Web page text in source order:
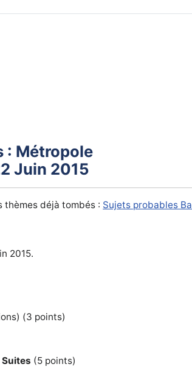
: Métropole
Juin 2015
thèmes déjà tombés : Sujets probables
2015.
(3 points)
(5 points)